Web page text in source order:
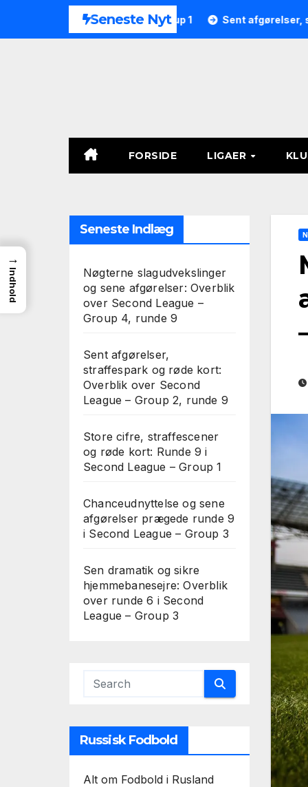
Seneste Nyt
League – Group 1 Sent afgørelser, straffespark
FORSIDE LIGAER
Seneste Indlæg
Nøgterne slagudvekslinger
og sene afgørelser: Overblik
over Second League –
Group 4, runde 9
Sent afgørelser,
straffespark og røde kort:
Overblik over Second
League – Group 2, runde 9
Store cifre, straffescener
og røde kort: Runde 9 i
Second League – Group 1
Chanceudnyttelse og sene
afgørelser prægede runde 9
i Second League – Group 3
Sen dramatik og sikre
hjemmebanesejre: Overblik
over runde 6 i Second
League – Group 3
Russisk Fodbold
Alt om Fodbold i Rusland
→
Indhold